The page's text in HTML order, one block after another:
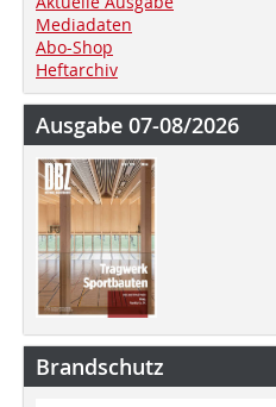
Mediadaten
Abo-Shop
Heftarchiv
Ausgabe 07-08/2026
Brandschutz